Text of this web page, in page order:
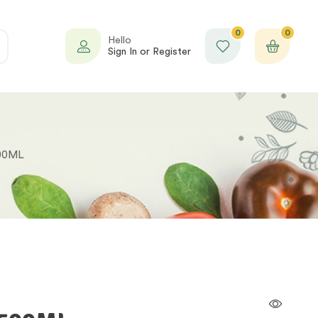
Hello
Sign In or Register
0 0